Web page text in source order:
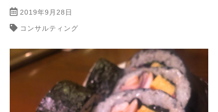
2019年9月28日
コンサルティング